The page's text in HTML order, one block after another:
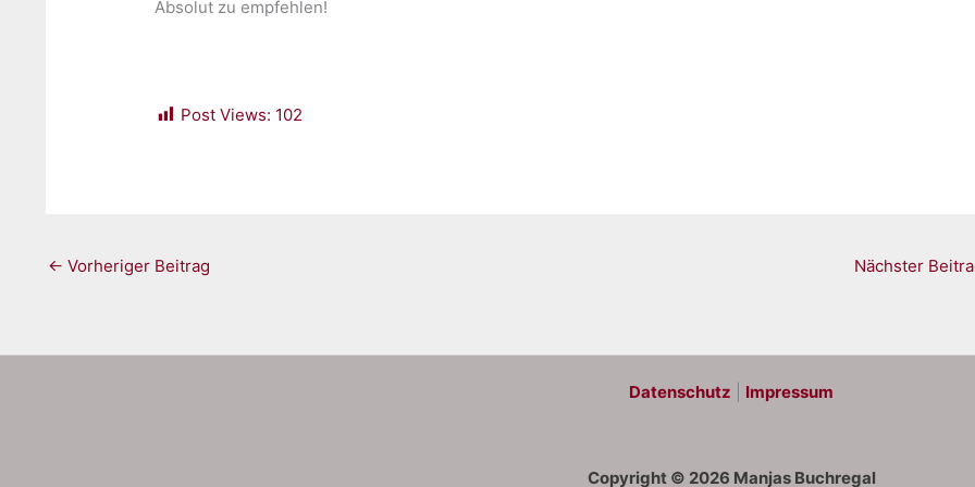
Absolut zu empfehlen!
Post Views: 102
← Vorheriger Beitrag Nächster
Datenschutz Impressum
Copyright © 2026 Manjas Buchregal